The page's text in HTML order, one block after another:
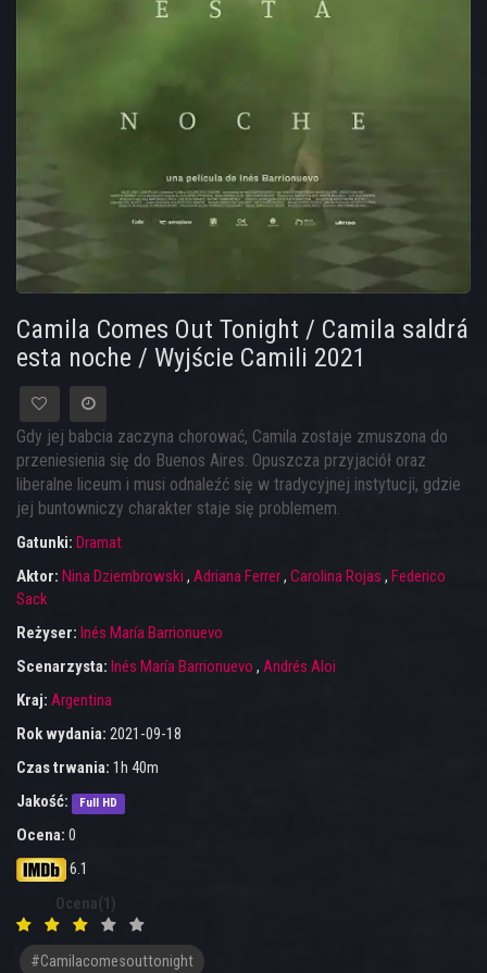
Camila Comes Out Tonight / Camila saldrá
esta noche / Wyjście Camili 2021
Gdy jej babcia zaczyna chorować, Camila zostaje zmuszona do
przeniesienia się do Buenos Aires. Opuszcza przyjaciół oraz
liberalne liceum i musi odnaleźć się w tradycyjnej instytucji, gdzie
jej buntowniczy charakter staje się problemem.
Gatunki: Dramat
Aktor: Nina Dziembrowski , Adriana Ferrer, Carolina Rojas , Federico
Sack
Reżyser: Inés María Barrionuevo
Scenarzysta: Inés María Barrionuevo , Andrés Aloi
Kraj: Argentina
Rok wydania: 2021-09-18
Czas trwania: 1h 40m
Jakość:
Full HD
Ocena: 0
6.1
Ocena(1)
#camilacomesouttonight